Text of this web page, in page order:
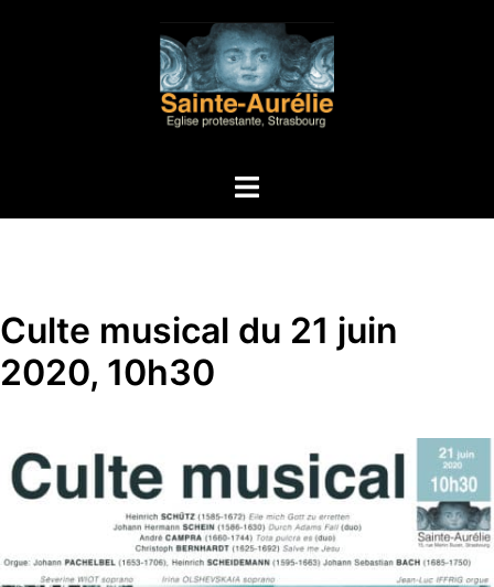
Ouvrir/fermer
Culte musical du 21 juin
2020, 10h30